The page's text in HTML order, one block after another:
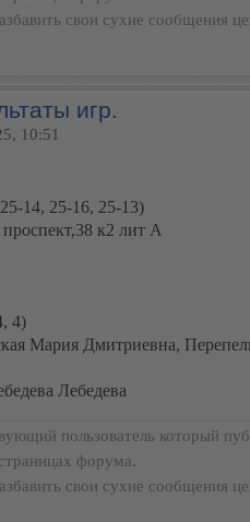
свои сухие сообщения
игр.
10:51
14, 25-16, 25-13)
к2 лит А
4)
Мария Дмитриевна,
Лебедева
пользователь который
форума.
свои сухие сообщения